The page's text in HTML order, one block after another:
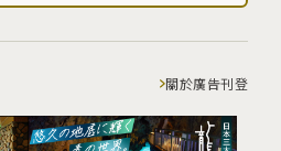
關於廣告刊登